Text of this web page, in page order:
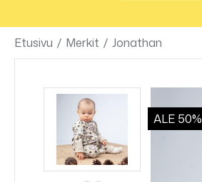
Etusivu / Merkit / Jonathan
ALE 50%